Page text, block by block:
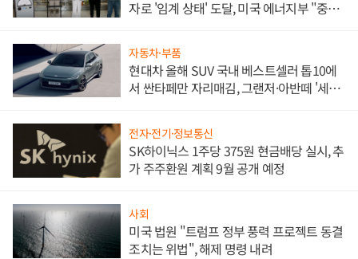
자로 '임계 상태' 도달, 미국 에너지부 "중요
자동차·부품
현대차 올해 SUV 국내 베스트셀러 톱10에
서 싼타페만 자리매김, 그랜저·아반떼 '세단
전자·전기·정보통신
SK하이닉스 1주당 375원 현금배당 실시, 추
가 주주환원 계획 9월 공개 예정
사회
미국 법원 "트럼프 정부 풍력 프로젝트 동결
조치는 위법", 해제 명령 내려